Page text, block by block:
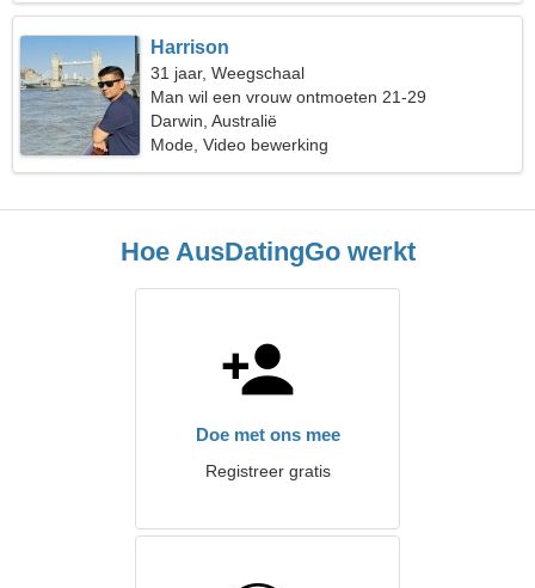
Harrison
31 jaar, Weegschaal
Man wil een vrouw ontmoeten 21-29
Darwin, Australië
Mode, Video bewerking
Hoe AusDatingGo werkt
Doe met ons mee
Registreer gratis